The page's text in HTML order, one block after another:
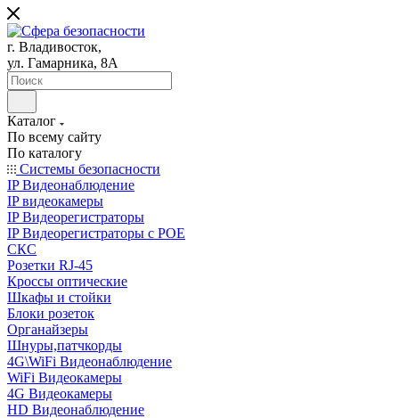
г. Владивосток,
ул. Гамарника, 8А
Каталог
По всему сайту
По каталогу
Системы безопасности
IP Видеонаблюдение
IP видеокамеры
IP Видеорегистраторы
IP Видеорегистраторы с POE
СКС
Розетки RJ-45
Кроссы оптические
Шкафы и стойки
Блоки розеток
Органайзеры
Шнуры,патчкорды
4G\WiFi Видеонаблюдение
WiFi Видеокамеры
4G Видеокамеры
HD Видеонаблюдение